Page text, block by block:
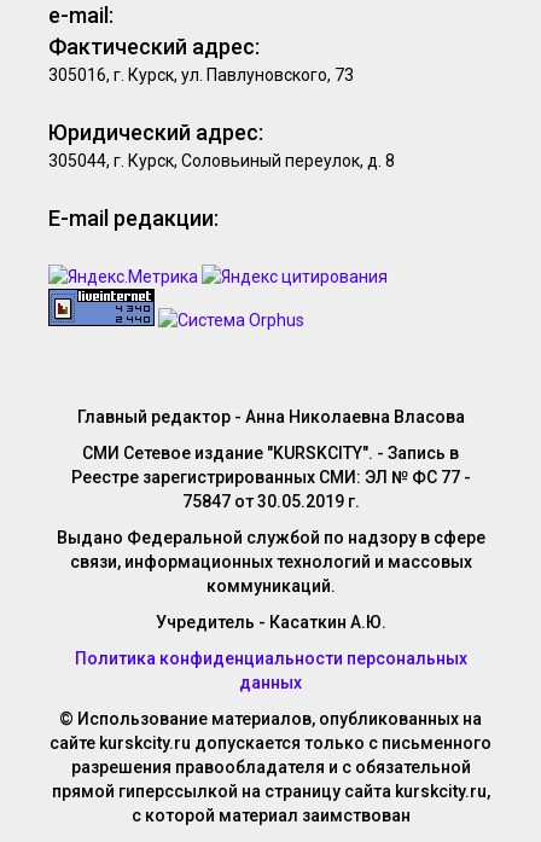
e-mail:
Фактический адрес:
305016, г. Курск, ул. Павлуновского, 73
Юридический адрес:
305044, г. Курск, Соловьиный переулок, д. 8
E-mail редакции:
Главный редактор - Анна Николаевна Власова
СМИ Сетевое издание "KURSKCITY". - Запись в
Реестре зарегистрированных СМИ: ЭЛ № ФС 77 -
75847 от 30.05.2019 г.
Выдано Федеральной службой по надзору в сфере
связи, информационных технологий и массовых
коммуникаций.
Учредитель - Касаткин А.Ю.
Политика конфиденциальности персональных
данных
© Использование материалов, опубликованных на
сайте kurskcity.ru допускается только с письменного
разрешения правообладателя и с обязательной
прямой гиперссылкой на страницу сайта kurskcity.ru,
с которой материал заимствован